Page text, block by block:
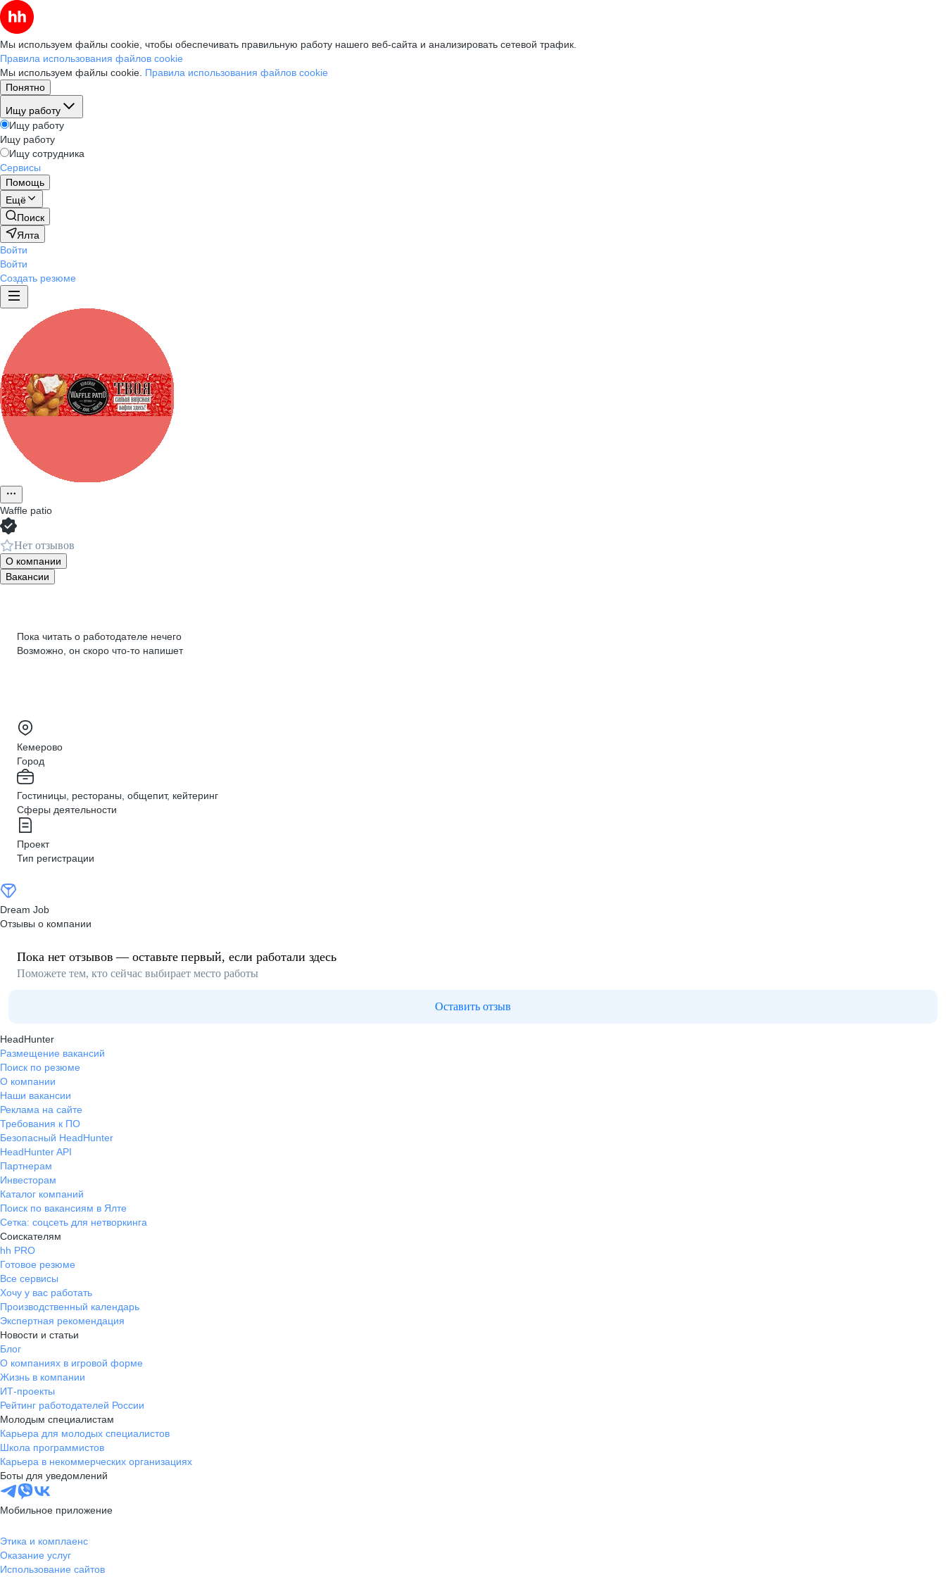
Мы используем файлы cookie, чтобы обеспечивать правильную работу нашего веб-сайта и анализировать сетевой трафик.
Правила использования файлов cookie
Мы используем файлы cookie. Правила использования файлов cookie
Понятно
Ищу работу
Ищу работу
Ищу работу
Ищу сотрудника
Сервисы
Помощь
Ещё
Поиск
Ялта
Войти
Войти
Создать резюме
Waffle patio
Нет отзывов
О компании
Вакансии
Пока читать о работодателе нечего
Возможно, он скоро что‑то напишет
Кемерово
Город
Гостиницы, рестораны, общепит, кейтеринг
Сферы деятельности
Проект
Тип регистрации
Dream Job
Отзывы о компании
Пока нет отзывов — оставьте первый, если работали здесь
Поможете тем, кто сейчас выбирает место работы
Оставить отзыв
HeadHunter
Размещение вакансий
Поиск по резюме
О компании
Наши вакансии
Реклама на сайте
Требования к ПО
Безопасный HeadHunter
HeadHunter API
Партнерам
Инвесторам
Каталог компаний
Поиск по вакансиям в Ялте
Сетка: соцсеть для нетворкинга
Соискателям
hh PRO
Готовое резюме
Все сервисы
Хочу у вас работать
Производственный календарь
Экспертная рекомендация
Новости и статьи
Блог
О компаниях в игровой форме
Жизнь в компании
ИТ-проекты
Рейтинг работодателей России
Молодым специалистам
Карьера для молодых специалистов
Школа программистов
Карьера в некоммерческих организациях
Боты для уведомлений
Мобильное приложение
Этика и комплаенс
Оказание услуг
Использование сайтов